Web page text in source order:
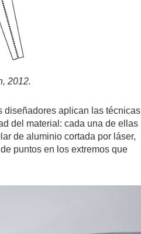
2012.
diseñadores aplican las técnicas
del material: cada una de ellas
de aluminio cortada por láser,
puntos en los extremos que